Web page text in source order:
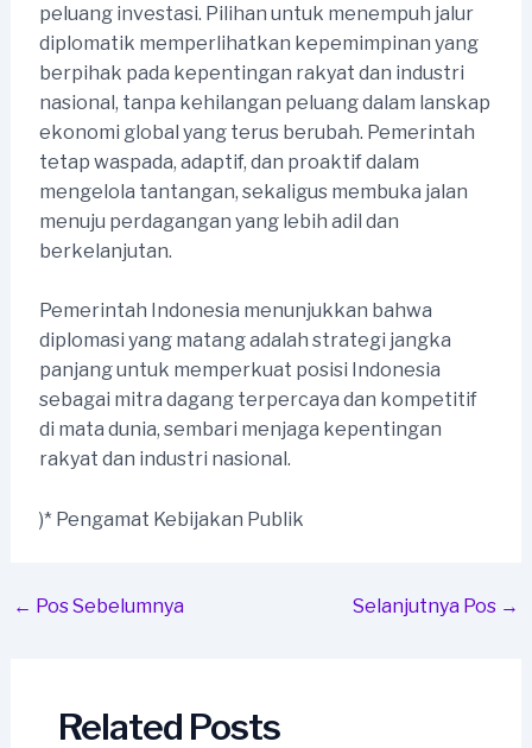
peluang investasi. Pilihan untuk menempuh jalur
diplomatik memperlihatkan kepemimpinan yang
berpihak pada kepentingan rakyat dan industri
nasional, tanpa kehilangan peluang dalam lanskap
ekonomi global yang terus berubah. Pemerintah
tetap waspada, adaptif, dan proaktif dalam
mengelola tantangan, sekaligus membuka jalan
menuju perdagangan yang lebih adil dan
berkelanjutan.
Pemerintah Indonesia menunjukkan bahwa
diplomasi yang matang adalah strategi jangka
panjang untuk memperkuat posisi Indonesia
sebagai mitra dagang terpercaya dan kompetitif
di mata dunia, sembari menjaga kepentingan
rakyat dan industri nasional.
)* Pengamat Kebijakan Publik
Post
← Pos Sebelumnya Selanjutnya Pos →
Related Posts